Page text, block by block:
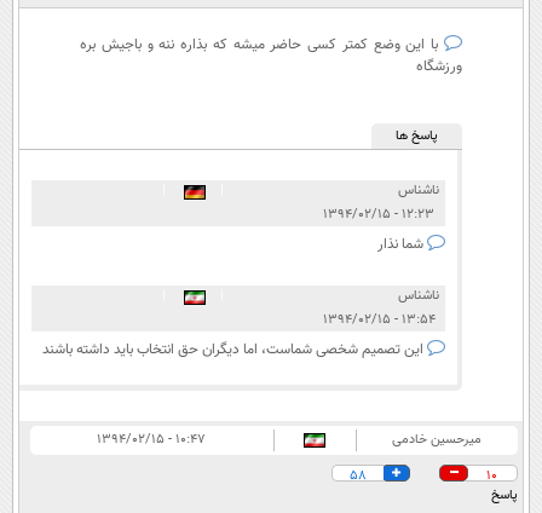
با این وضع کمتر کسی حاضر میشه که بذاره ننه و باجیش بره
ورزشگاه
پاسخ ها
ناشناس
۱۲:۲۳ - ۱۳۹۴/۰۲/۱۵
شما نذار
ناشناس
۱۳:۵۴ - ۱۳۹۴/۰۲/۱۵
این تصمیم شخصی شماست، اما دیگران حق انتخاب باید داشته باشند
میرحسین خادمی
۱۰:۴۷ - ۱۳۹۴/۰۲/۱۵
10
58
پاسخ